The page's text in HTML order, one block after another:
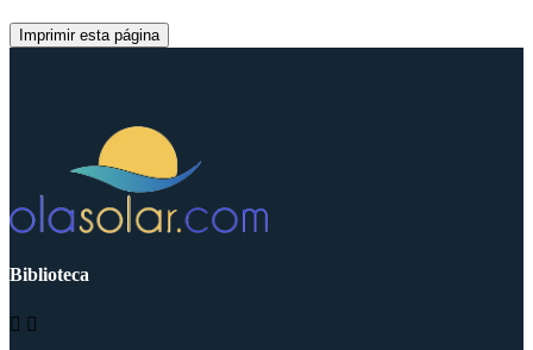
Biblioteca
 